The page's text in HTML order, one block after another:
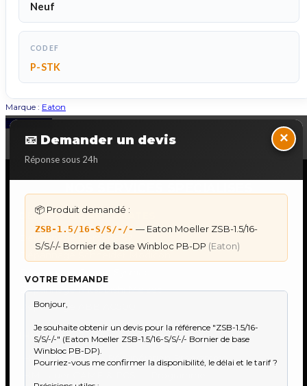
Neuf
CODEF
P-STK
Marque : Eaton
📧 Demander un devis
Réponse sous 24h
×
📦 Produit demandé :
ZSB-1.5/16-S/S/-/- — Eaton Moeller ZSB-1.5/16-
S/S/-/- Bornier de base Winbloc PB-DP (Eaton)
VOTRE DEMANDE
Back to Top
DÉPANNAGE AUTOMATES
Dépannage Mitsubishi Melsec
Dépannage ABB AC500
IHM & PUPITRES
IHM Lauer PCS — Récupération Programme